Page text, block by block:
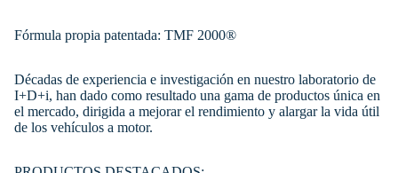
Fórmula propia patentada: TMF 2000®
Décadas de experiencia e investigación en nuestro laboratorio de
I+D+i, han dado como resultado una gama de productos única en
el mercado, dirigida a mejorar el rendimiento y alargar la vida útil
de los vehículos a motor.